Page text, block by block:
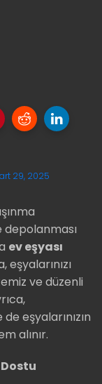
29, 2025
depolanması
ev eşyası
ve düzenli
eşyalarınızın
alınır.